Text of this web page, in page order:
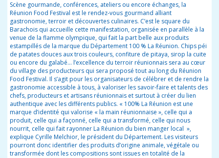
Scène gourmande, conférences, ateliers ou encore échanges, la
Réunion Food Festival est le rendez-vous gourmand alliant
gastronomie, terroir et découvertes culinaires. C’est le square du
Barachois qui accueille cette manifestation, organisée en parallèle à la
venue de la flamme olympique, qui fait la part belle aux produits
estampillés de la marque du Département 100 % La Réunion. Chips péi
de patates douces aux trois couleurs, confiture de pitaya, sirop la cuite
ou encore du galabé… l’excellence du terroir réunionnais sera au cœur
du village des producteurs qui sera proposé tout au long du Réunion
Food Festival. Il s’agit pour les organisateurs de célébrer et de rendre la
gastronomie accessible à tous, à valoriser les savoir-faire et talents des
chefs, producteurs et artisans réunionnais et surtout à créer du lien
authentique avec les différents publics. « 100% La Réunion est une
marque d’identité qui valorise « la main réunionnaise », celle qui a
produit, celle qui a façonné, celle qui a transformé, celle qui nous
nourrit, celle qui fait rayonner La Réunion du bien manger local »,
explique Cyrille Melchior, le président du Département. Les visiteurs
pourront doncidentifier des produits d’origine animale, végétale ou
transformée dont les compositions sont issues en totalité de la